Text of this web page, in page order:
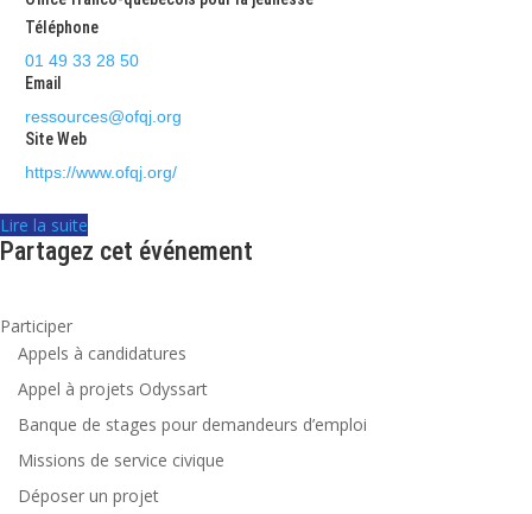
Téléphone
01 49 33 28 50
Email
ressources@ofqj.org
Site Web
https://www.ofqj.org/
Lire la suite
Partagez cet événement
Participer
Appels à candidatures
Appel à projets Odyssart
Banque de stages pour demandeurs d’emploi
Missions de service civique
Déposer un projet